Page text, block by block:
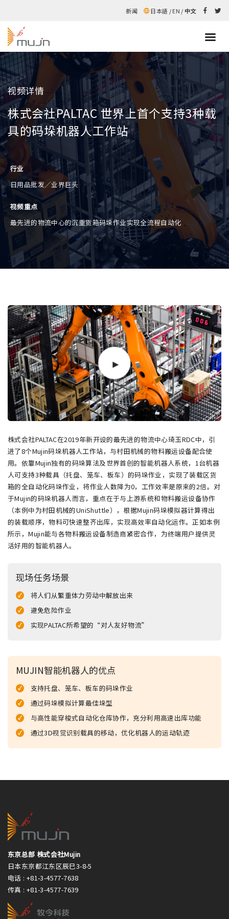
新闻 日本語 /EN / 中文
视频详情
株式会社PALTAC 世界上首个支持3种载
具的码垛机器人工作站
行业
日用品批发／业界巨头
视频重点
最先进的物流中心的沉重货箱码垛作业实现全流程自动化
株式会社PALTAC在2019年新开设的最先进的物流中心琦玉RDC中，引
进了8个Mujin码垛机器人工作站，与村田机械的物料搬运设备配合使
用。依靠Mujin独有的码垛算法及世界首创的智能机器人系统，1台机器
人可支持3种载具（托盘、笼车、板车）的码垛作业，实现了装载区货
箱的全自动化码垛作业，将作业人数降为0，工作效率是原来的2倍。对
于Mujin的码垛机器人而言，重点在于与上游系统和物料搬运设备协作
（本例中为村田机械的UniShuttle），根据Mujin码垛模拟器计算得出
的装载顺序，物料可快速整齐出库，实现高效率自动化运作。正如本例
所示，Mujin能与各物料搬运设备制造商紧密合作，为终端用户提供灵
活好用的智能机器人。
现场任务场景
将人们从繁重体力劳动中解放出来
避免危险作业
实现PALTAC所希望的“对人友好物流”
MUJIN智能机器人的优点
支持托盘、笼车、板车的码垛作业
通过码垛模拟计算最佳垛型
与高性能穿梭式自动化仓库协作，充分利用高速出库功能
通过3D视觉识别载具的移动，优化机器人的运动轨迹
东京总部 株式会社Mujin
日本东京都江东区辰巳3-8-5
电话 : +81-3-4577-7638
传真 : +81-3-4577-7639